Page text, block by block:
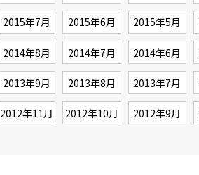
2015年7月 2015年6月 2015年5月
2014年8月 2014年7月 2014年6月
2013年9月 2013年8月 2013年7月
2012年11月 2012年10月 2012年9月